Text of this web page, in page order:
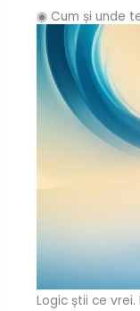
◉ Cum și unde
Logic știi ce